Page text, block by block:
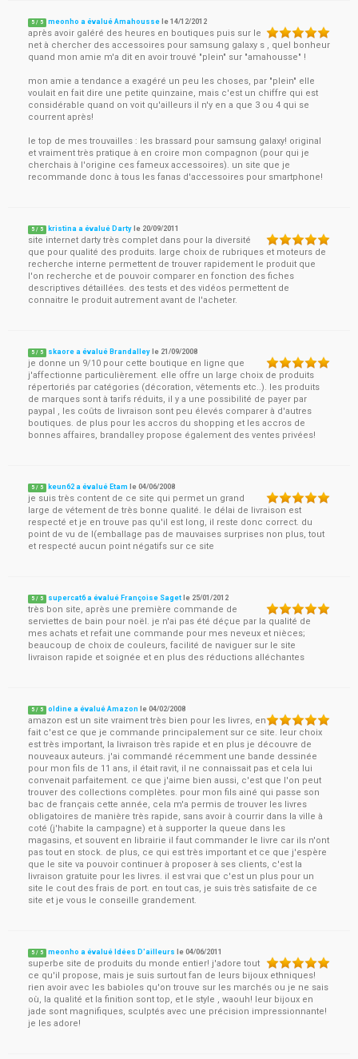
5 / 5 meonho a évalué Amahousse le14/12/2012
après avoir galéré des heures en boutiques puis sur le
net à chercher des accessoires pour samsung galaxy s , quel bonheur
quand mon amie m'a dit en avoir trouvé "plein" sur "amahousse" !
mon amie a tendance a exagéré un peu les choses, par "plein" elle
voulait en fait dire une petite quinzaine, mais c'est un chiffre qui est
considérable quand on voit qu'ailleurs il n'y en a que 3 ou 4 qui se
courrent après!
le top de mes trouvailles : les brassard pour samsung galaxy! original
et vraiment très pratique à en croire mon compagnon (pour qui je
cherchais à l'origine ces fameux accessoires). un site que je
recommande donc à tous les fanas d'accessoires pour smartphone!
5 / 5 kristina a évalué Darty le 20/09/2011
site internet darty très complet dans pour la diversité
que pour qualité des produits. large choix de rubriques et moteurs de
recherche interne permettent de trouver rapidement le produit que
l'on recherche et de pouvoir comparer en fonction des fiches
descriptives détaillées. des tests et des vidéos permettent de
connaitre le produit autrement avant de l'acheter.
5 / 5 skaore a évalué Brandalley le 21/09/2008
je donne un 9/10 pour cette boutique en ligne que
j'affectionne particulièrement. elle offre un large choix de produits
répertoriés par catégories (décoration, vêtements etc..). les produits
de marques sont à tarifs réduits, il y a une possibilité de payer par
paypal , les coûts de livraison sont peu élevés comparer à d'autres
boutiques. de plus pour les accros du shopping et les accros de
bonnes affaires, brandalley propose également des ventes privées!
5 / 5 keun62 a évalué Etam le04/06/2008
je suis très content de ce site qui permet un grand
large de vétement de très bonne qualité. le délai de livraison est
respecté et je en trouve pas qu'il est long, il reste donc correct. du
point de vu de l(emballage pas de mauvaises surprises non plus, tout
et respecté aucun point négatifs sur ce site
5 / 5 supercat6 a évalué Françoise Saget le 25/01/2012
très bon site, après une première commande de
serviettes de bain pour noël. je n'ai pas été déçue par la qualité de
mes achats et refait une commande pour mes neveux et nièces;
beaucoup de choix de couleurs, facilité de naviguer sur le site
livraison rapide et soignée et en plus des réductions alléchantes
5 / 5 oldine a évalué Amazon le04/02/2008
amazon est un site vraiment très bien pour les livres, en
fait c'est ce que je commande principalement sur ce site. leur choix
est très important, la livraison très rapide et en plus je découvre de
nouveaux auteurs. j'ai commandé récemment une bande dessinée
pour mon fils de 11 ans, il était ravit, il ne connaissait pas et cela lui
convenait parfaitement. ce que j'aime bien aussi, c'est que l'on peut
trouver des collections complètes. pour mon fils ainé qui passe son
bac de français cette année, cela m'a permis de trouver les livres
obligatoires de manière très rapide, sans avoir à courrir dans la ville à
coté (j'habite la campagne) et à supporter la queue dans les
magasins, et souvent en librairie il faut commander le livre car ils n'ont
pas tout en stock. de plus, ce qui est très important et ce que j'espère
que le site va pouvoir continuer à proposer à ses clients, c'est la
livraison gratuite pour les livres. il est vrai que c'est un plus pour un
site le cout des frais de port. en tout cas, je suis très satisfaite de ce
site et je vous le conseille grandement.
5 / 5 meonho a évalué Idées D'ailleurs le04/06/2011
superbe site de produits du monde entier! j'adore tout
ce qu'il propose, mais je suis surtout fan de leurs bijoux ethniques!
rien avoir avec les babioles qu'on trouve sur les marchés ou je ne sais
où, la qualité et la finition sont top, et le style , waouh! leur bijoux en
jade sont magnifiques, sculptés avec une précision impressionnante!
je les adore!